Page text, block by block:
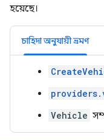
হয়েছে।
চাহিদা অনুযায়ী ভ্রমণ
Vehicle